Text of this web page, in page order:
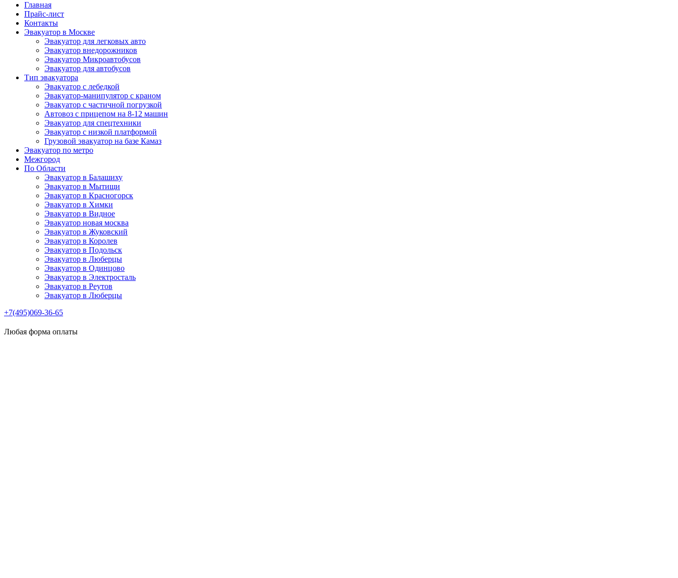
Главная
Прайс-лист
Контакты
Эвакуатор в Москве
Эвакуатор для легковых авто
Эвакуатор внедорожников
Эвакуатор Микроавтобусов
Эвакуатор для автобусов
Тип эвакуатора
Эвакуатор с лебедкой
Эвакуатор-манипулятор с краном
Эвакуатор с частичной погрузкой
Автовоз с прицепом на 8-12 машин
Эвакуатор для спецтехники
Эвакуатор с низкой платформой
Грузовой эвакуатор на базе Камаз
Эвакуатор по метро
Межгород
По Области
Эвакуатор в Балашиху
Эвакуатор в Мытищи
Эвакуатор в Красногорск
Эвакуатор в Химки
Эвакуатор в Видное
Эвакуатор новая москва
Эвакуатор в Жуковский
Эвакуатор в Королев
Эвакуатор в Подольск
Эвакуатор в Люберцы
Эвакуатор в Одинцово
Эвакуатор в Электросталь
Эвакуатор в Реутов
Эвакуатор в Люберцы
+7(495)069-36-65
Любая форма оплаты